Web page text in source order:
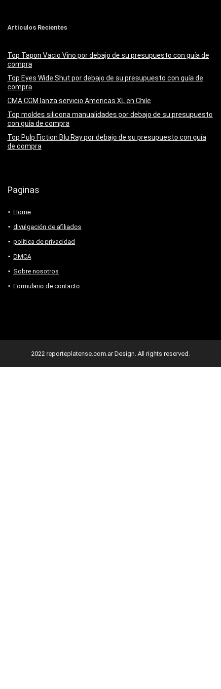
Artículos Recientes
Top Tapon Vacio Vino por debajo de su presupuesto con guía de
compra
Top Eyes Wide Shut por debajo de su presupuesto con guía de
compra
CMA CGM lanza servicio Americas XL en Chile
Top moldes silicona manualidades por debajo de su presupuesto
con guía de compra
Top Pulp Fiction Blu Ray por debajo de su presupuesto con guía
de compra
Paginas
Home
divulgación de afiliados
política de privacidad
DMCA
Sobre nosotros
Formulario de contacto
2022 reporteplatense.com.ar Design. All rights reserved.